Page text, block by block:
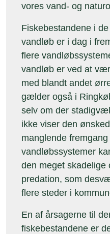
vores vand- og
Fiskebestandene i
vandløb er i dag i
flere
vandløb er ved at
med blandt andet
gælder også i
selv om der
ikke viser den
manglende
vandløbssystemer
den meget skadelige
predation, som
flere steder i
En af årsagerne til
fiskebestandene er